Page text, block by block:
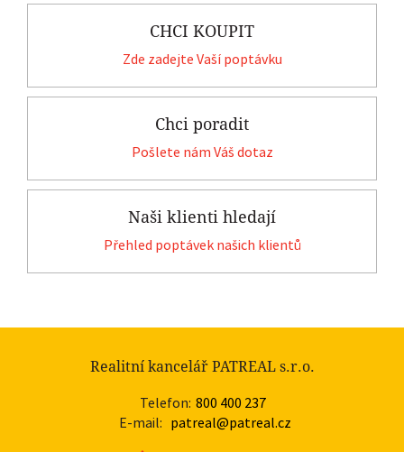
CHCI KOUPIT
Zde zadejte Vaší poptávku
Chci poradit
Pošlete nám Váš dotaz
Naši klienti hledají
Přehled poptávek našich klientů
Realitní kancelář PATREAL s.r.o.
Telefon: 800 400 237
E-mail: patreal@patreal.cz